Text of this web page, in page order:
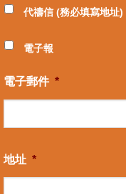
代禱信 (務必填寫地址)
電子報
電子郵件 *
地址 *